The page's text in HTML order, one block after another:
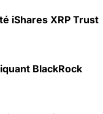
iShares XRP Trust
BlackRock